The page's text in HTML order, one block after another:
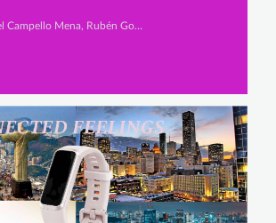
Secundaria, Miguel Campello Mena, Rubén González Méndez y Alberto Serrano Martínez